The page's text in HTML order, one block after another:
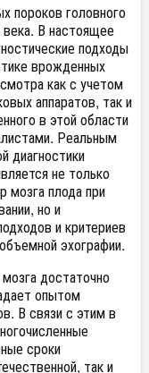
пороков головного
века. В настоящее
подходы
врожденных
как с учетом
аппаратов, так и
в этой области
Реальным
диагностики
не только
мозга плода при
но и
и критериев
эхографии.
достаточно
опытом
В связи с этим в
сроки
так и